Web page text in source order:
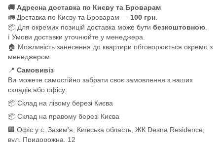
🚚 Адресна доставка по Києву та Броварам
🚛 Доставка по Києву та Броварам — 100 грн.
📦 Для окремих позицій доставка може бути безкоштовною.
ℹ️ Умови доставки уточнюйте у менеджера.
🏠 Можливість занесення до квартири обговорюється окремо з
менеджером.
📍 Самовивіз
Ви можете самостійно забрати своє замовлення з наших
складів або офісу:
📦 Склад на лівому березі Києва
📦 Склад на правому березі Києва
🏢 Офіс у с. Зазим'я, Київська область, ЖК Desna Residence,
вул. Придорожна, 12